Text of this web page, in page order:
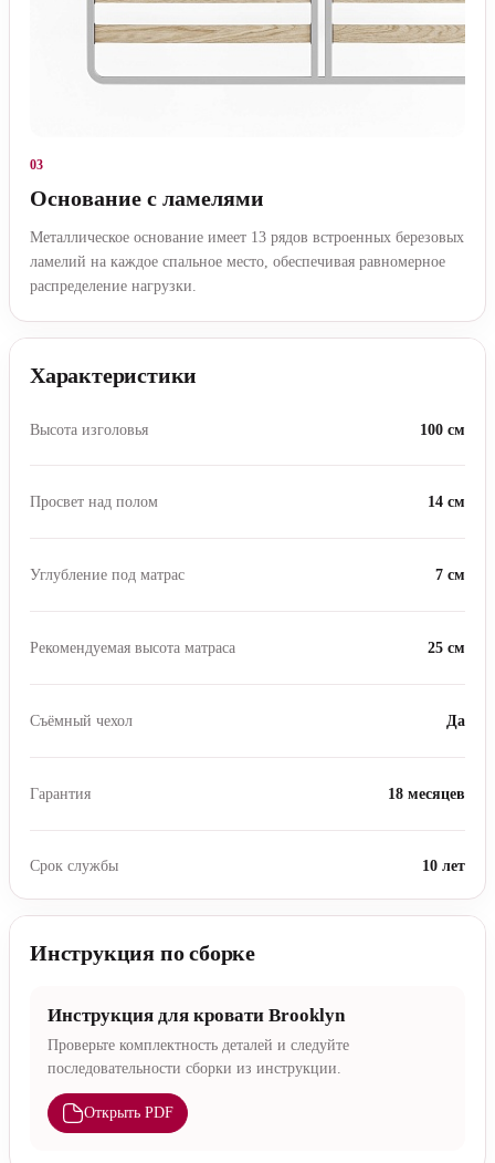
03
Основание с ламелями
Металлическое основание имеет 13 рядов встроенных березовых
ламелий на каждое спальное место, обеспечивая равномерное
распределение нагрузки.
Характеристики
Высота изголовья 100 см
Просвет над полом 14 см
Углубление под матрас 7 см
Рекомендуемая высота матраса 25 см
Съёмный чехол Да
Гарантия 18 месяцев
Срок службы 10 лет
Инструкция по сборке
Инструкция для кровати Brooklyn
Проверьте комплектность деталей и следуйте
последовательности сборки из инструкции.
Открыть PDF